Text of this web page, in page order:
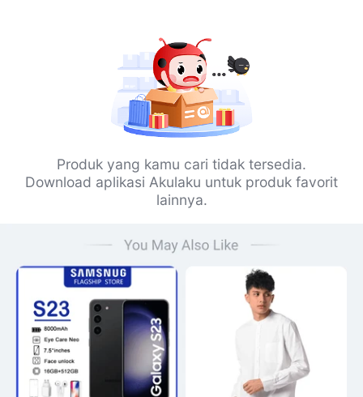
Produk yang kamu cari tidak tersedia.
Download aplikasi Akulaku untuk produk favorit
lainnya.